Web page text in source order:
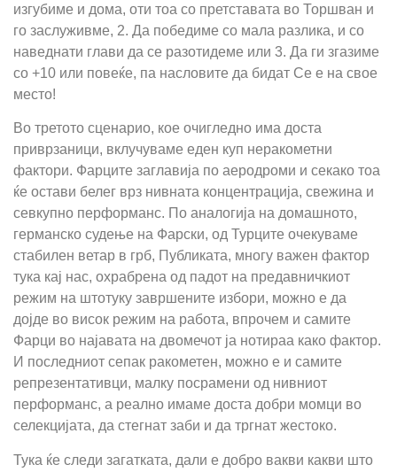
изгубиме и дома, оти тоа со претставата во Торшван и
го заслуживме, 2. Да победиме со мала разлика, и со
наведнати глави да се разотидеме или 3. Да ги згазиме
со +10 или повеќе, па насловите да бидат Се е на свое
место!
Во третото сценарио, кое очигледно има доста
приврзаници, вклучуваме еден куп неракометни
фактори. Фарците заглавија по аеродроми и секако тоа
ќе остави белег врз нивната концентрација, свежина и
севкупно перформанс. По аналогија на домашното,
германско судење на Фарски, од Турците очекуваме
стабилен ветар в грб, Публиката, многу важен фактор
тука кај нас, охрабрена од падот на предавничкиот
режим на штотуку завршените избори, можно е да
дојде во висок режим на работа, впрочем и самите
Фарци во најавата на двомечот ја нотираа како фактор.
И последниот сепак ракометен, можно е и самите
репрезентативци, малку посрамени од нивниот
перформанс, а реално имаме доста добри момци во
селекцијата, да стегнат заби и да тргнат жестоко.
Тука ќе следи загатката, дали е добро вакви какви што